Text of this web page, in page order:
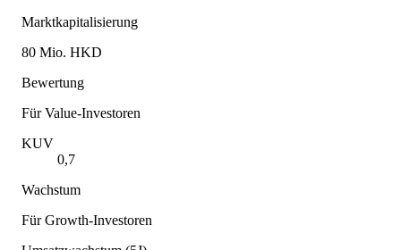
Marktkapitalisierung
80 Mio. HKD
Bewertung
Für Value-Investoren
KUV
0,7
Wachstum
Für Growth-Investoren